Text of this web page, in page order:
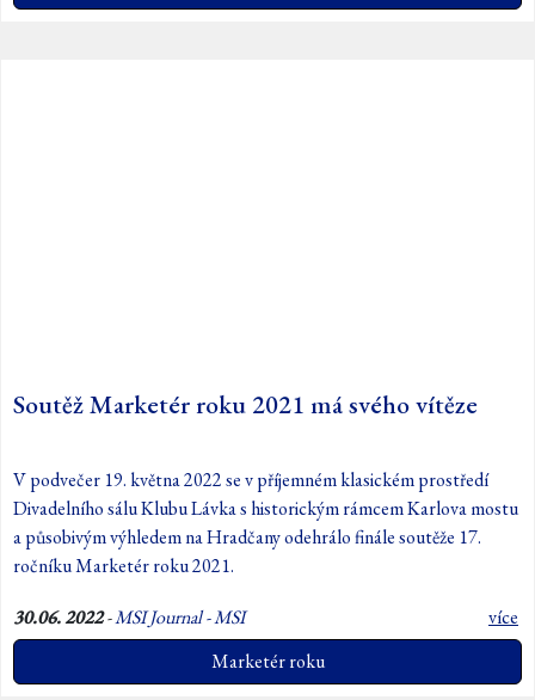
Soutěž Marketér roku 2021 má svého vítěze
V podvečer 19. května 2022 se v příjemném klasickém prostředí
Divadelního sálu Klubu Lávka s historickým rámcem Karlova mostu
a působivým výhledem na Hradčany odehrálo finále soutěže 17.
ročníku Marketér roku 2021.
30.06. 2022-MSI Journal - MSI
více
Marketér roku